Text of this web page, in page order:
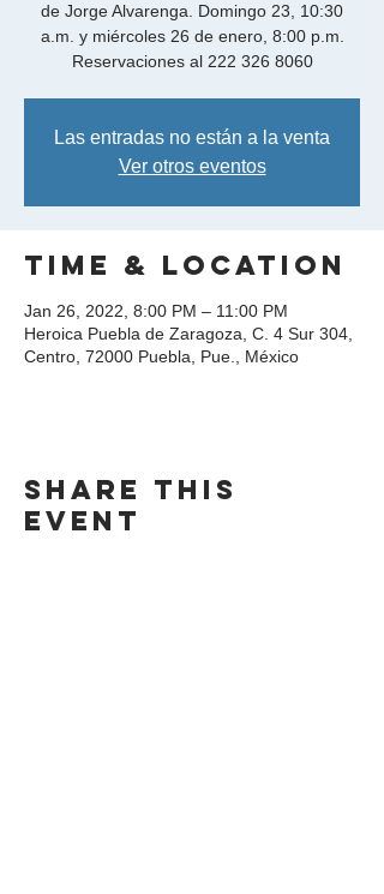
de Jorge Alvarenga. Domingo 23, 10:30
a.m. y miércoles 26 de enero, 8:00 p.m.
Reservaciones al 222 326 8060
Las entradas no están a la venta
Ver otros eventos
Time & Location
Jan 26, 2022, 8:00 PM – 11:00 PM
Heroica Puebla de Zaragoza, C. 4 Sur 304,
Centro, 72000 Puebla, Pue., México
Share this
event